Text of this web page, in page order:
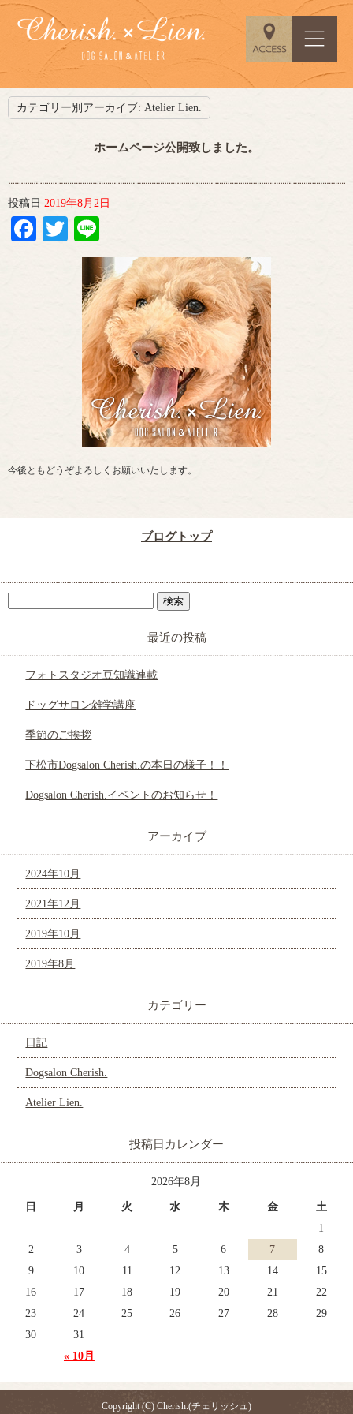
カテゴリー別アーカイブ: Atelier Lien.
ホームページ公開致しました。
投稿日 2019年8月2日
Facebook
Twitter
今後ともどうぞよろしくお願いいたします。
ブログトップ
最近の投稿
フォトスタジオ豆知識連載
ドッグサロン雑学講座
季節のご挨拶
下松市Dogsalon Cherish.の本日の様子！！
Dogsalon Cherish.イベントのお知らせ！
アーカイブ
2024年10月
2021年12月
2019年10月
2019年8月
カテゴリー
日記
Dogsalon Cherish.
Atelier Lien.
投稿日カレンダー
2026年8月
日 月 火 水 木 金 土
« 10月
1
2
3 4 5 6 7
8
9
10 11 12 13 14
15
16
17 18 19 20 21
22
23
24 25 26 27 28
29
30
31
Copyright (C) Cherish.(チェリッシュ)